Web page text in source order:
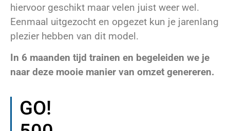
hiervoor geschikt maar velen juist weer wel.
Eenmaal uitgezocht en opgezet kun je jarenlang
plezier hebben van dit model.
In 6 maanden tijd trainen en begeleiden we je
naar deze mooie manier van omzet genereren.
GO!